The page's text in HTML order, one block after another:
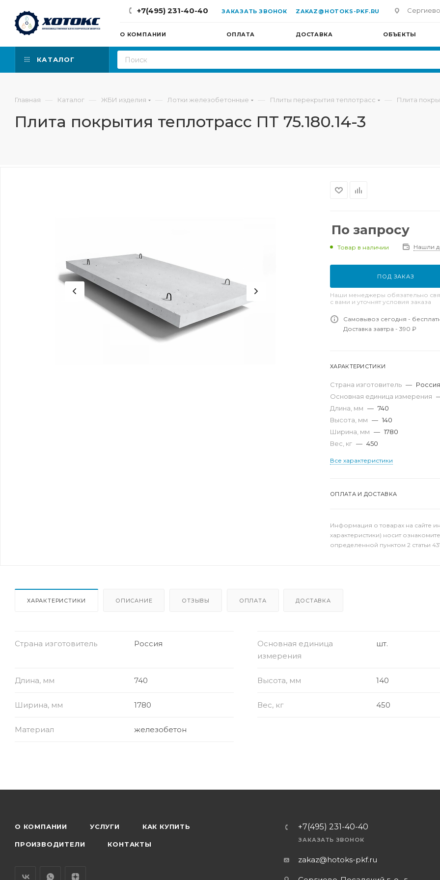
+7(495) 231-40-40 ЗАКАЗАТЬ ЗВОНОК ZAKAZ@HOTOKS-PKF.RU
О КОМПАНИИ ОПЛАТА ДОСТАВКА ОБЪЕКТЫ
КАТАЛОГ
Главная — Каталог — ЖБИ изделия — Лотки железобетонные — Плиты перекрытия теплотрасс — Плита
Плита покрытия теплотрасс ПТ 75.180.14-3
По запросу
Товар в наличии Нашли
ПОД ЗАКАЗ
Наши менеджеры обязательно
с вами и уточнят условия заказа
Самовывоз сегодня -
Доставка завтра - 390 ₽
ХАРАКТЕРИСТИКИ
Страна изготовитель — Россия
Основная единица измерения
Длина, мм — 740
Высота, мм — 140
Ширина, мм — 1780
Вес, кг — 450
Все характеристики
ОПЛАТА И ДОСТАВКА
Информация о товарах на сайте
характеристики) носит
определенной пунктом 2 статьи
ХАРАКТЕРИСТИКИ ОПИСАНИЕ ОТЗЫВЫ ОПЛАТА ДОСТАВКА
Страна изготовитель Россия
Основная единица
измерения
шт.
Длина, мм 740 Высота, мм 140
Ширина, мм 1780 Вес, кг 450
Материал железобетон
О КОМПАНИИ УСЛУГИ КАК КУПИТЬ
ПРОИЗВОДИТЕЛИ КОНТАКТЫ
+7(495) 231-40-40
ЗАКАЗАТЬ ЗВОНОК
zakaz@hotoks-pkf.ru